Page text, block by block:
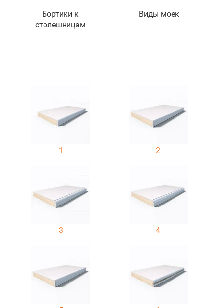
Бортики к
столешницам
Виды моек
1 2
3 4